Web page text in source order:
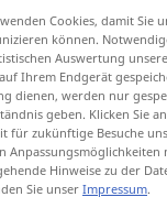
antippen)
Cookies, damit Sie
können.
Auswertung
Ihrem Endgerät
dienen, werden nur
geben. Klicken Sie
für zukünftige Besuche
Anpassungsmöglichkeiten
Hinweise zu der
Sie unser Impressum.